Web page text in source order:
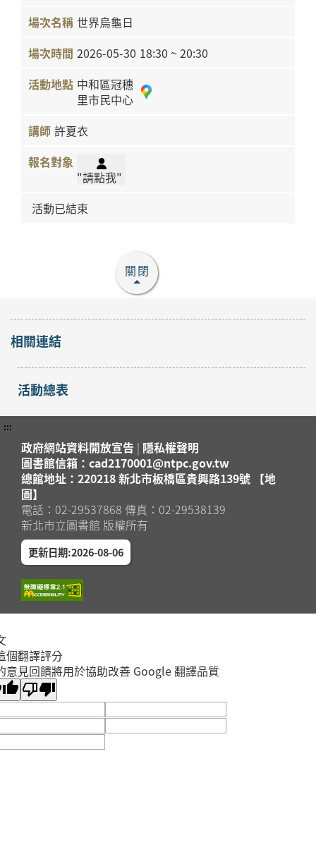
世界烏龜日
2026-05-30 18:30 ~ 20:30
中和區冠穗
里市民中心
許夏衣
"請點我"
活動已結束
關閉
相關連結
活動總表
:::
政府網站資料開放宣告 | 隱私權聲明
圖書館信箱：cad2170001@ntpc.gov.tw
總館地址：220218 新北市板橋區貴興路139號 【地
圖】
電話：02-29537868 傳真：02-29538139
新北市立圖書館 版權所有
更新日期:2026-08-06
個翻譯評分
意見回饋將用於協助改善 Google 翻譯品質